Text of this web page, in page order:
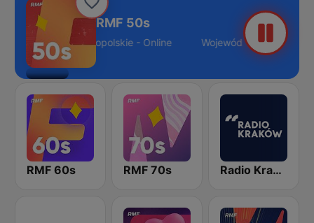
RMF 50s
Województwo małopolskie - Online
RMF 60s RMF 70s Radio Kraków